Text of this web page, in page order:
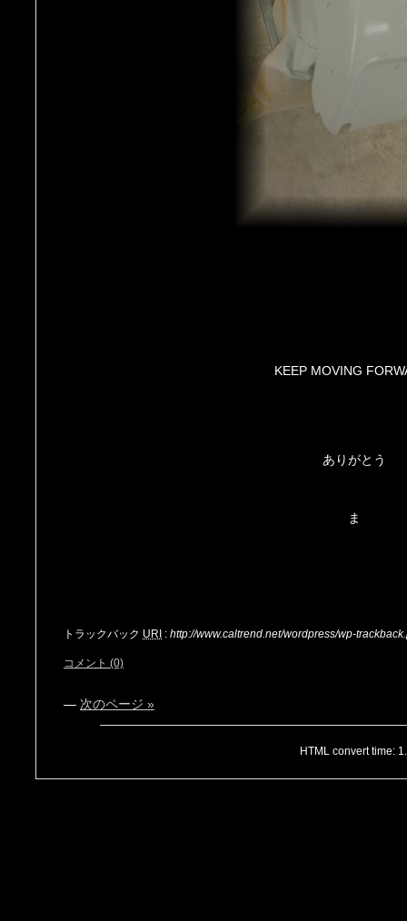
KEEP MOVING
ありがとう
ま
トラックバック URI : http://www.caltrend.net/wordpress/wp-
コメント (0)
— 次のページ »
HTML convert time: